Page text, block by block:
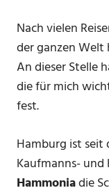
Nach vielen
der ganzen Welt
An dieser Stelle
die für mich
fest.
Hamburg ist seit
Kaufmanns- und
Hammoniadie